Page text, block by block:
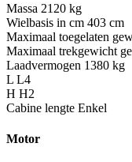
Massa 2120 kg
Wielbasis in cm 403 cm
Maximaal toegelaten
Maximaal trekgewicht
Laadvermogen 1380 kg
L L4
H H2
Cabine lengte Enkel
Motor